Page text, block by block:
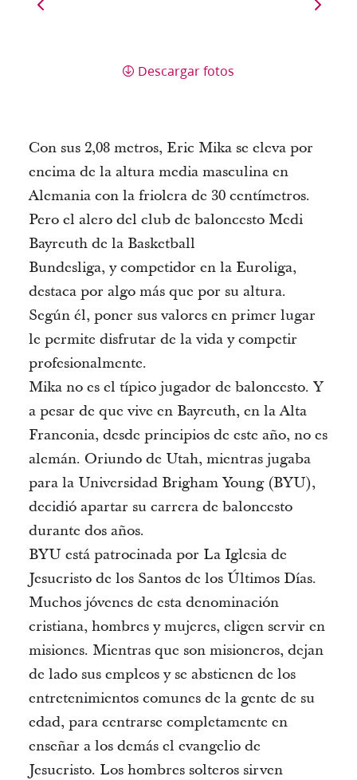
Descargar fotos
Con sus 2,08 metros, Eric Mika se eleva por
encima de la altura media masculina en
Alemania con la friolera de 30 centímetros.
Pero el alero del club de baloncesto Medi
Bayreuth de la Basketball
Bundesliga, y competidor en la Euroliga,
destaca por algo más que por su altura.
Según él, poner sus valores en primer lugar
le permite disfrutar de la vida y competir
profesionalmente.
Mika no es el típico jugador de baloncesto. Y
a pesar de que vive en Bayreuth, en la Alta
Franconia, desde principios de este año, no es
alemán. Oriundo de Utah, mientras jugaba
para la Universidad Brigham Young (BYU),
decidió apartar su carrera de baloncesto
durante dos años.
BYU está patrocinada por La Iglesia de
Jesucristo de los Santos de los Últimos Días.
Muchos jóvenes de esta denominación
cristiana, hombres y mujeres, eligen servir en
misiones. Mientras que son misioneros, dejan
de lado sus empleos y se abstienen de los
entretenimientos comunes de la gente de su
edad, para centrarse completamente en
enseñar a los demás el evangelio de
Jesucristo. Los hombres solteros sirven